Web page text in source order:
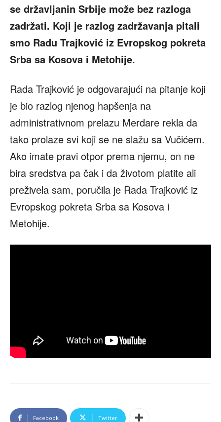
se državljanin Srbije može bez razloga
zadržati. Koji je razlog zadržavanja pitali
smo Radu Trajković iz Evropskog pokreta
Srba sa Kosova i Metohije.
Rada Trajković je odgovarajući na pitanje koji
je bio razlog njenog hapšenja na
administrativnom prelazu Merdare rekla da
tako prolaze svi koji se ne slažu sa Vučićem.
Ako imate pravi otpor prema njemu, on ne
bira sredstva pa čak i da životom platite ali
preživela sam, poručila je Rada Trajković iz
Evropskog pokreta Srba sa Kosova i
Metohije.
Facebook Twitter